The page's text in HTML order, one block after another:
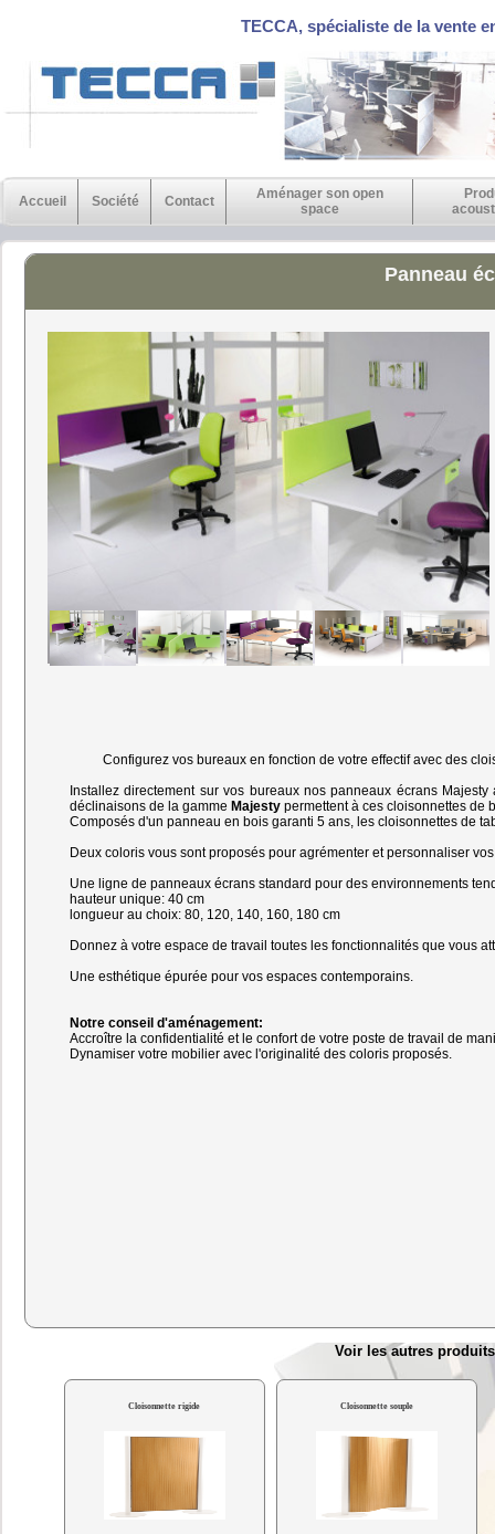
TECCA, spécialiste de la vente
Accueil Société Contact
Aménager son open
space
Panneau
Configurez vos bureaux en fonction de votre effectif avec des
Installez directement sur vos bureaux nos panneaux écrans
déclinaisons de la gamme Majesty permettent à ces cloisonnettes de
Composés d'un panneau en bois garanti 5 ans, les cloisonnettes de
Deux coloris vous sont proposés pour agrémenter et personnaliser
Une ligne de panneaux écrans standard pour des environnements
hauteur unique: 40 cm
longueur au choix: 80, 120, 140, 160, 180 cm
Donnez à votre espace de travail toutes les fonctionnalités que vous
Une esthétique épurée pour vos espaces contemporains.
Notre conseil d'aménagement:
Accroître la confidentialité et le confort de votre poste de travail de
Dynamiser votre mobilier avec l'originalité des coloris proposés.
Voir les autres
Cloisonnette rigide Cloisonnette souple